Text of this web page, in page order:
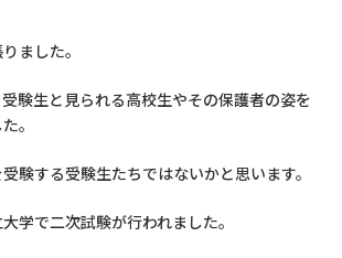
ました。
験生と見られる高校生やその保護者の姿を
。
験する受験生たちではないかと思います。
学で二次試験が行われました。